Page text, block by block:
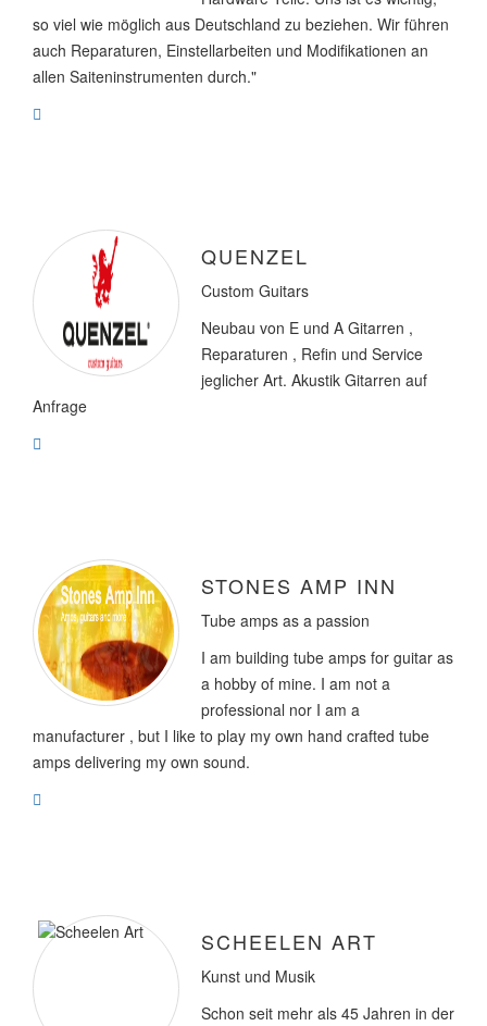
so viel wie möglich aus Deutschland zu beziehen. Wir führen
auch Reparaturen, Einstellarbeiten und Modifikationen an
allen Saiteninstrumenten durch."
QUENZEL
Custom Guitars
Neubau von E und A Gitarren ,
Reparaturen , Refin und Service
jeglicher Art. Akustik Gitarren auf
Anfrage
STONES AMP INN
Tube amps as a passion
I am building tube amps for guitar as
a hobby of mine. I am not a
professional nor I am a
manufacturer , but I like to play my own hand crafted tube
amps delivering my own sound.
SCHEELEN ART
Kunst und Musik
Schon seit mehr als 45 Jahren in der